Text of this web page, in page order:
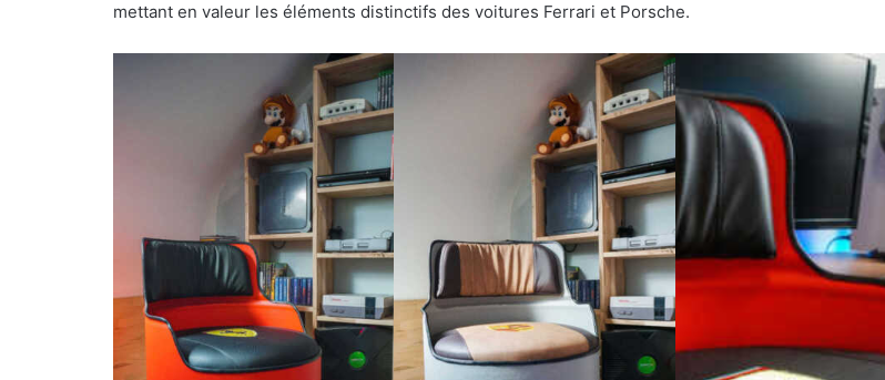
mettant en valeur les éléments distinctifs des voitures Ferrari et Porsche.